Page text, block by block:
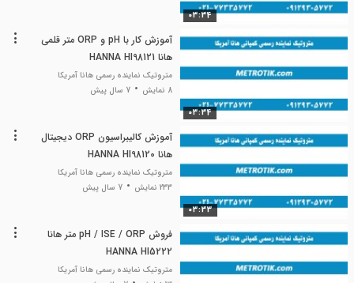
03:34
03:34
آموزش کار با pH و ORP متر قلمی
هانا HANNA HI98121
متروتیک نماینده رسمی هانا آمریکا
8 نمایش
7 سال پیش
03:33
آموزش کالیبراسیون ORP دیجیتال
هانا HANNA HI98120
متروتیک نماینده رسمی هانا آمریکا
233 نمایش
7 سال پیش
فروش pH / ISE / ORP متر هانا
HANNA HI5222
متروتیک نماینده رسمی هانا آمریکا